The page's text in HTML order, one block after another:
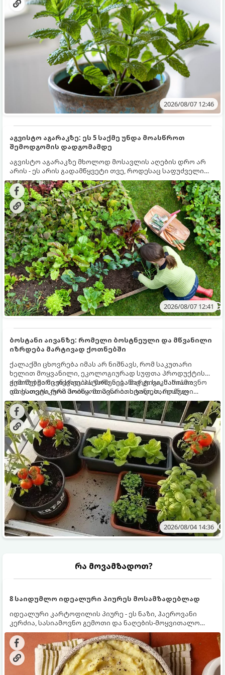
2026/08/07 12:46
აგვისტო აგარაკზე: ეს 5 საქმე უნდა მოასწროთ
შემოდგომის დადგომამდე
აგვისტო აგარაკზე მხოლოდ მოსავლის აღების დრო არ
არის - ეს არის გადამწყვეტი თვე, როდესაც საფუძველი
ეყრება მომავალი წლის მოსავალს და ბაღი მზადდება
შემოდგომა-ზამთრის სეზონისთვის. იმისათვის, რომ
ნიადაგმა ენერგია აღიდგინოს, ხოლო მცენარეებმა
ზამთარს გაუძლონ, აგვისტოს ბოლომდე 5
მნიშვნელოვანი საქმის გაკეთება უნდა მოასწროთ:
2026/08/07 12:41
ბოსტანი აივანზე: რომელი ბოსტნეული და მწვანილი
იზრდება მარტივად ქოთნებში
ქალაქში ცხოვრება იმას არ ნიშნავს, რომ საკუთარი
ხელით მოყვანილი, ეკოლოგიურად სუფთა პროდუქტის
გემოზე უარი თქვათ. პატარა აივანიც კი საკმარისია
იმისათვის, რომ მოიწყოთ მინი-ბოსტანი, საიდანაც
ყოველდღიურად ახალ, არომატულ მწვანილსა და
ბოსტნეულს მოკრეფთ.
ქოთნებში მცენარეების მოშენება მარტივი, სასიამოვნო
და ესთეტიკური ჰობია. მთავარია იცოდეთ, რომელი
კულტურები ეგუებიან ქოთნის პირობებს ყველაზე კარგად
და როგორ მოუაროთ მათ სწორად.
2026/08/04 14:36
რა მოვამზადოთ?
8 საიდუმლო იდეალური პიურეს მოსამზადებლად
იდეალური კარტოფილის პიურე - ეს ნაზი, ჰაეროვანი
კერძია, სასიამოვნო გემოთი და ნაღების-მოყვითალო
ფერით. მისი მომზადება ძალიან მარტივია, მაგრამ
არსებობს რამდენიმე საიდუმლო, რომლებიც უნდა
იცოდეთ, რომ პიურე იდეალურად გემრიელი გამოვიდეს.